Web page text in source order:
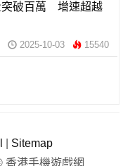
突破百萬 增速超越
2025-10-03 15540
Sitemap
香港手機遊戲網